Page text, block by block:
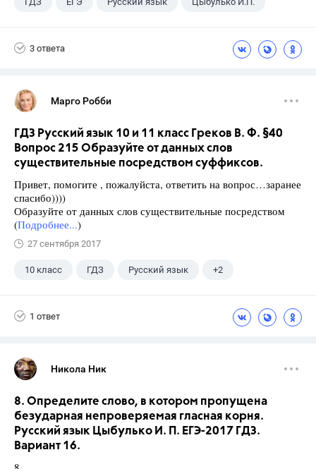
3 ответа
Марго Робби
ГДЗ Русский язык 10 и 11 класс Греков В. Ф. §40
Вопрос 215 Образуйте от данных слов
существительные посредством суффиксов.
Привет, помогите , пожалуйста, ответить на вопрос…заранее
спасибо))))
Образуйте от данных слов существительные посредством
(Подробнее...)
27 сентября 2017
10 класс ГДЗ Русский язык +2
1 ответ
Никола Ник
8. Определите слово, в котором пропущена
безударная непроверяемая гласная корня.
Русский язык Цыбулько И. П. ЕГЭ-2017 ГДЗ.
Вариант 16.